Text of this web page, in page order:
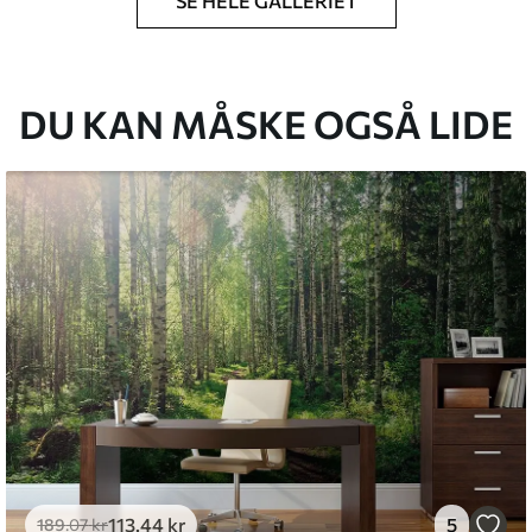
du har angivet, og skæres i identiske
.33269.00kr/m²
and Stick
.67400.00 kr /m²
DU KAN MÅSKE OGSÅ LIDE
189.07kr113.44 kr 5